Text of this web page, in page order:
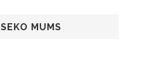
SEKO MUMS